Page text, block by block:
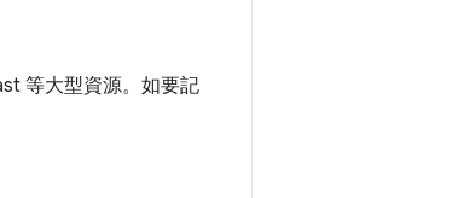
等大型資源。如要記